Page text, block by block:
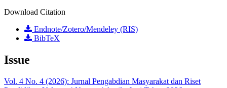
Download Citation
Endnote/Zotero/Mendeley (RIS)
BibTeX
Issue
Vol. 4 No. 4 (2026): Jurnal Pengabdian Masyarakat dan Riset